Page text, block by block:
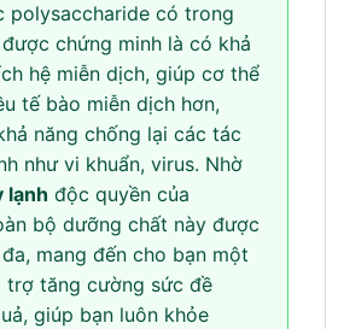
polysaccharide có trong
chứng minh là có khả
hệ miễn dịch, giúp cơ thể
tế bào miễn dịch hơn,
năng chống lại các tác
như vi khuẩn, virus. Nhờ
lạnh độc quyền của
bộ dưỡng chất này được
mang đến cho bạn một
trợ tăng cường sức đề
giúp bạn luôn khỏe